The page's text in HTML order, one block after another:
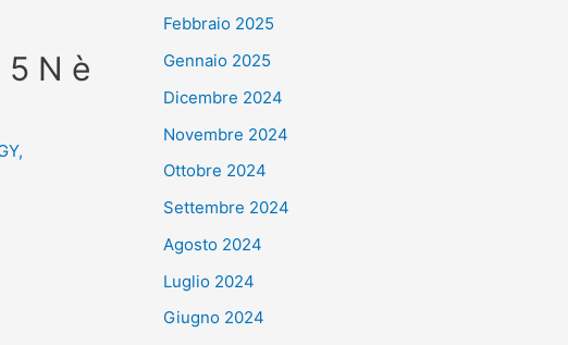
5 N è
,
Febbraio 2025
Gennaio 2025
Dicembre 2024
Novembre 2024
Ottobre 2024
Settembre 2024
Agosto 2024
Luglio 2024
Giugno 2024